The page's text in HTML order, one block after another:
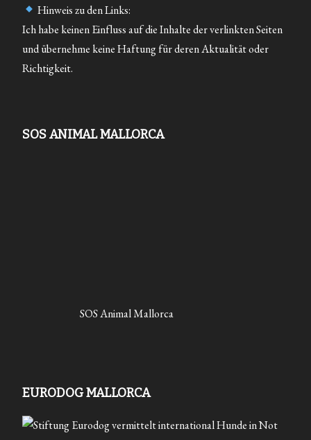
Hinweis zu den Links:
Ich habe keinen Einfluss auf die Inhalte der verlinkten Seiten
und übernehme keine Haftung für deren Aktualität oder
Richtigkeit.
SOS ANIMAL MALLORCA
SOS Animal Mallorca
EURODOG MALLORCA